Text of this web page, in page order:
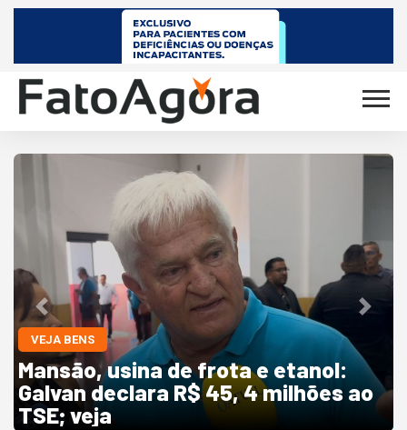
VEJA BENS
Mansão, usina de frota e etanol:
Galvan declara R$ 45, 4 milhões ao
TSE; veja
Previous Next